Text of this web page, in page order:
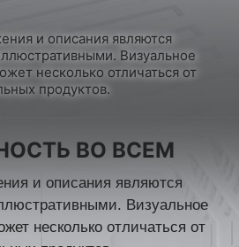
и описания являются
Визуальное
несколько отличаться от
продуктов.
ВО ВСЕМ
и описания являются
Визуальное
несколько отличаться от